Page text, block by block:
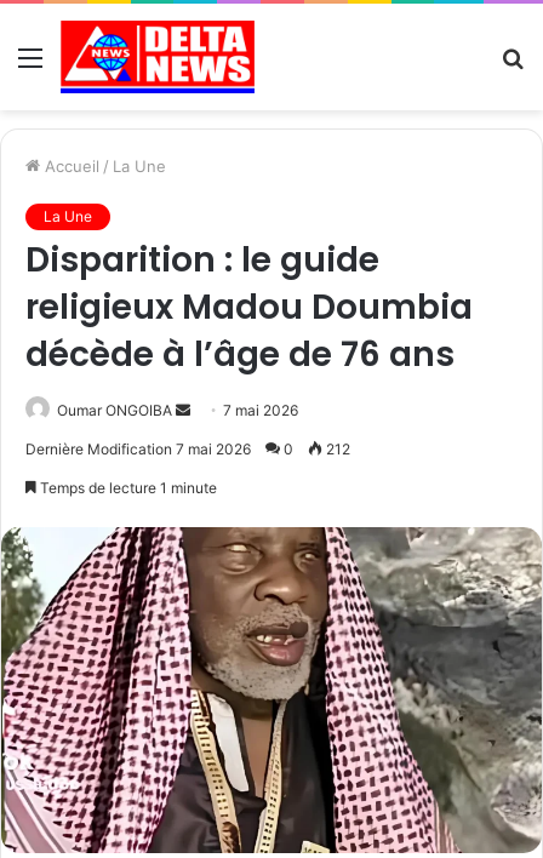
Menu
Accueil / La Une
La Une
Disparition : le guide
religieux Madou Doumbia
décède à l’âge de 76 ans
Oumar ONGOIBA
Send7 mai 2026
Dernière Modification 7 mai 2026 0 212
Temps de lecture 1 minute